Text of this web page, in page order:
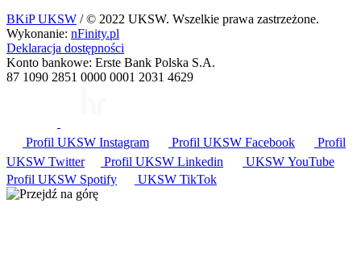
BKiP UKSW / © 2022 UKSW. Wszelkie prawa zastrzeżone.
Wykonanie: nFinity.pl
Deklaracja dostępności
Konto bankowe: Erste Bank Polska S.A.
87 1090 2851 0000 0001 2031 4629
Profil UKSW Instagram Profil UKSW Facebook
Profil
UKSW Twitter Profil UKSW Linkedin UKSW YouTube
Profil UKSW Spotify UKSW TikTok